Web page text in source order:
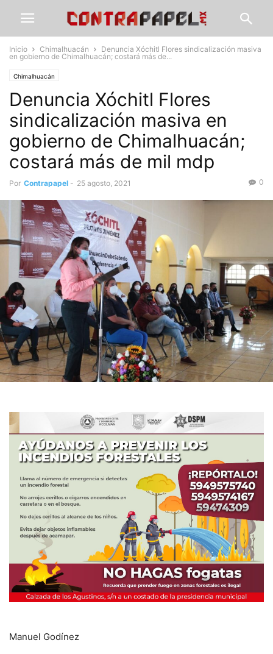
Inicio Chimalhuacán
Denuncia Xóchitl Flores sindicalización masiva
en gobierno de Chimalhuacán; costará más de...
Chimalhuacán
Denuncia Xóchitl Flores
sindicalización masiva en
gobierno de Chimalhuacán;
costará más de mil mdp
Por Contrapapel - 25 agosto, 2021 0
Manuel Godínez